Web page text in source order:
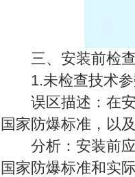
三、安装前检查
1.未检查技术参
误区描述：在安
国家防爆标准，以
分析：安装前应
国家防爆标准和实